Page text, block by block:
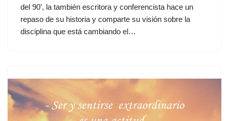
del 90’, la también escritora y conferencista hace un
repaso de su historia y comparte su visión sobre la
disciplina que está cambiando el…